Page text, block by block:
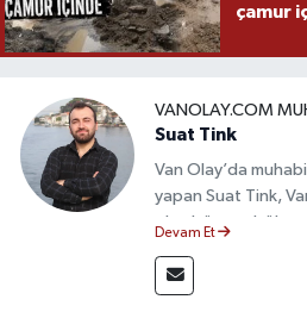
çamur
VANOLAY.COM
Suat Tink
Van Olay’da
yapan Suat Tink,
olmak üzere
mezunu olan Tink,
doğruluk,
Devam Et